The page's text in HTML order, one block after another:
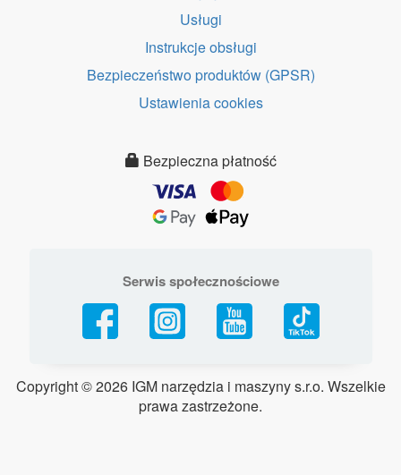
Usługi
Instrukcje obsługi
Bezpieczeństwo produktów (GPSR)
Ustawienia cookies
Bezpieczna płatność
Serwis społecznościowe
Copyright ©2026 IGM narzędzia i maszyny s.r.o. Wszelkie
prawa zastrzeżone.